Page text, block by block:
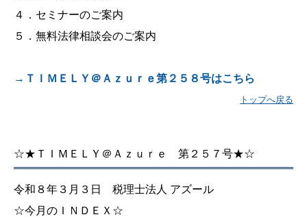
４．セミナーのご案内
５．無料法律相談会のご案内
→ＴＩＭＥＬＹ＠Ａｚｕｒｅ第２５８号はこちら
トップへ戻る
☆★ＴＩＭＥＬＹ＠Ａｚｕｒｅ 第２５７号★☆
令和８年３月３日 税理士法人 アズール
☆今月のＩＮＤＥＸ☆